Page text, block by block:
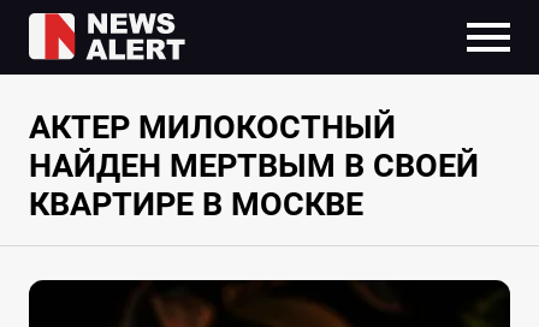
АКТЕР МИЛОКОСТНЫЙ
НАЙДЕН МЕРТВЫМ В СВОЕЙ
КВАРТИРЕ В МОСКВЕ